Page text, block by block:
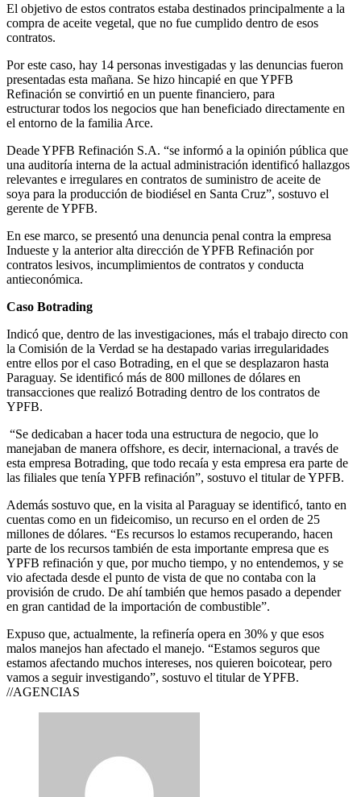
El objetivo de estos contratos estaba destinados principalmente a la
compra de aceite vegetal, que no fue cumplido dentro de esos
contratos.
Por este caso, hay 14 personas investigadas y las denuncias fueron
presentadas esta mañana. Se hizo hincapié en que YPFB
Refinación se convirtió en un puente financiero, para
estructurar todos los negocios que han beneficiado directamente en
el entorno de la familia Arce.
Deade YPFB Refinación S.A. “se informó a la opinión pública que
una auditoría interna de la actual administración identificó hallazgos
relevantes e irregulares en contratos de suministro de aceite de
soya para la producción de biodiésel en Santa Cruz”, sostuvo el
gerente de YPFB.
En ese marco, se presentó una denuncia penal contra la empresa
Indueste y la anterior alta dirección de YPFB Refinación por
contratos lesivos, incumplimientos de contratos y conducta
antieconómica.
Caso Botrading
Indicó que, dentro de las investigaciones, más el trabajo directo con
la Comisión de la Verdad se ha destapado varias irregularidades
entre ellos por el caso Botrading, en el que se desplazaron hasta
Paraguay. Se identificó más de 800 millones de dólares en
transacciones que realizó Botrading dentro de los contratos de
YPFB.
“Se dedicaban a hacer toda una estructura de negocio, que lo
manejaban de manera offshore, es decir, internacional, a través de
esta empresa Botrading, que todo recaía y esta empresa era parte de
las filiales que tenía YPFB refinación”, sostuvo el titular de YPFB.
Además sostuvo que, en la visita al Paraguay se identificó, tanto en
cuentas como en un fideicomiso, un recurso en el orden de 25
millones de dólares. “Es recursos lo estamos recuperando, hacen
parte de los recursos también de esta importante empresa que es
YPFB refinación y que, por mucho tiempo, y no entendemos, y se
vio afectada desde el punto de vista de que no contaba con la
provisión de crudo. De ahí también que hemos pasado a depender
en gran cantidad de la importación de combustible”.
Expuso que, actualmente, la refinería opera en 30% y que esos
malos manejos han afectado el manejo. “Estamos seguros que
estamos afectando muchos intereses, nos quieren boicotear, pero
vamos a seguir investigando”, sostuvo el titular de YPFB.
//AGENCIAS